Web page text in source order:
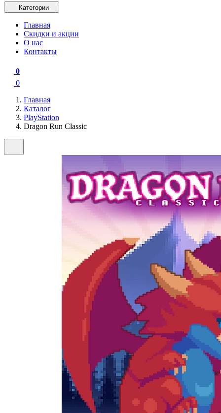
Категории
Главная
Скидки и акции
О нас
Контакты
0
0
Главная
Каталог
PlayStation
Dragon Run Classic